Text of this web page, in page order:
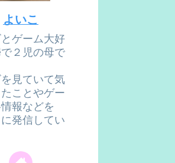
よいこ
ゲーム大好
２児の母で
見ていて気
ことやゲー
報などを
発信してい